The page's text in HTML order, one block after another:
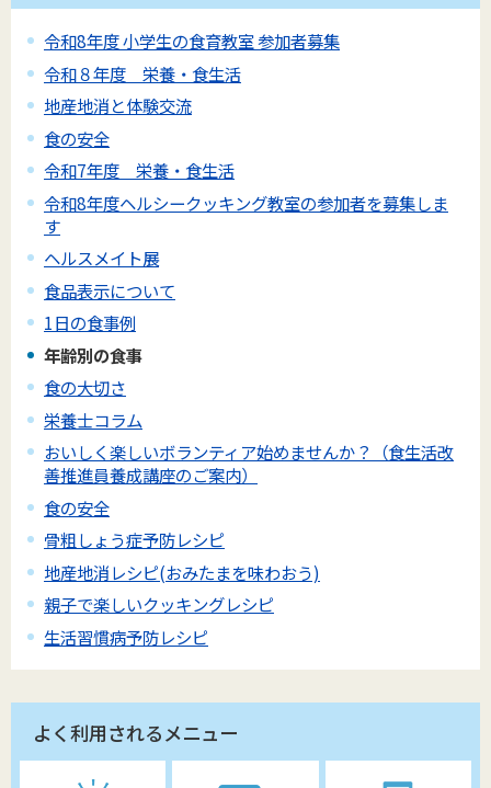
令和8年度 小学生の食育教室 参加者募集
令和８年度 栄養・食生活
地産地消と体験交流
食の安全
令和7年度 栄養・食生活
令和8年度ヘルシークッキング教室の参加者を募集しま
す
ヘルスメイト展
食品表示について
1日の食事例
年齢別の食事
食の大切さ
栄養士コラム
おいしく楽しいボランティア始めませんか？（食生活改
善推進員養成講座のご案内）
食の安全
骨粗しょう症予防レシピ
地産地消レシピ(おみたまを味わおう)
親子で楽しいクッキングレシピ
生活習慣病予防レシピ
よく利用されるメニュー